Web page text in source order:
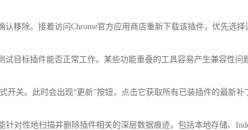
移除。接着访问Chrome官方应用商店重新下载该插件，优先选
目标插件能否正常工作。某些功能重叠的工具容易产生兼容性
开关。此时会出现“更新”按钮，点击它获取所有已装插件的最新
对性地扫描并删除插件相关的深层数据痕迹，包括本地存储、